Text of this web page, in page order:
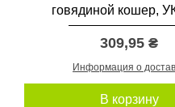
говядиной кошер,
Цена
309,95 ₴
Информация о
В корзину